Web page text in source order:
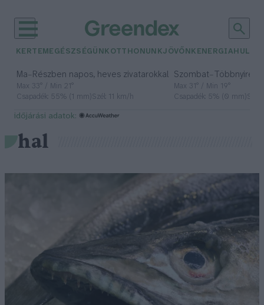
KERTEM EGÉSZSÉGÜNK OTTHONUNKJÖVŐNK ENERGIA
Ma– Részben napos, heves zivatarokkal
Max 33° / Min 21°
Csapadék: 55% (1 mm)Szél: 11 km/h
Szombat– Többnyire
Max 31° / Min 19°
Csapadék: 5% (0 mm)
időjárási adatok:
hal